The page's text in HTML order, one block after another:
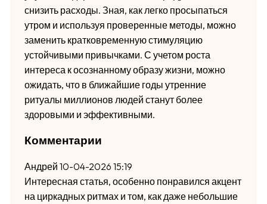
снизить расходы. Зная, как легко просыпаться
утром и используя проверенные методы, можно
заменить кратковременную стимуляцию
устойчивыми привычками. С учетом роста
интереса к осознанному образу жизни, можно
ожидать, что в ближайшие годы утренние
ритуалы миллионов людей станут более
здоровыми и эффективными.
Комментарии
Андрей 10-04-2026 15:19
Интересная статья, особенно понравился акцент
на циркадных ритмах и том, как даже небольшие